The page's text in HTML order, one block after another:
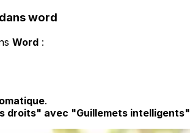
word
Word :
.
droits" avec "Guillemets intelligents"